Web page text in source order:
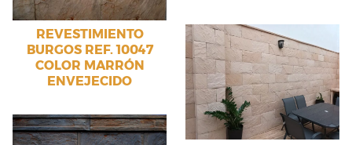
REVESTIMIENTO
BURGOS REF. 10047
COLOR MARRÓN
ENVEJECIDO